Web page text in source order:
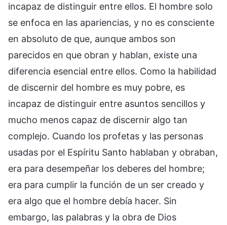
incapaz de distinguir entre ellos. El hombre solo
se enfoca en las apariencias, y no es consciente
en absoluto de que, aunque ambos son
parecidos en que obran y hablan, existe una
diferencia esencial entre ellos. Como la habilidad
de discernir del hombre es muy pobre, es
incapaz de distinguir entre asuntos sencillos y
mucho menos capaz de discernir algo tan
complejo. Cuando los profetas y las personas
usadas por el Espíritu Santo hablaban y obraban,
era para desempeñar los deberes del hombre;
era para cumplir la función de un ser creado y
era algo que el hombre debía hacer. Sin
embargo, las palabras y la obra de Dios